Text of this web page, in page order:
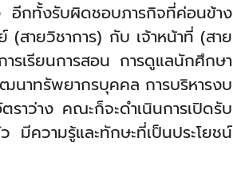
อีกทั้งรับผิดชอบภารกิจที่ค่อนข้าง
สายวิชาการ) กับ เจ้าหน้าที่ (สาย
รเรียนการสอน การดูแลนักศึกษา
นาทรัพยากรบุคคล การบริหารงบ
าว่าง คณะก็จะดำเนินการเปิดรับ
ความรู้และทักษะที่เป็นประโยชน์